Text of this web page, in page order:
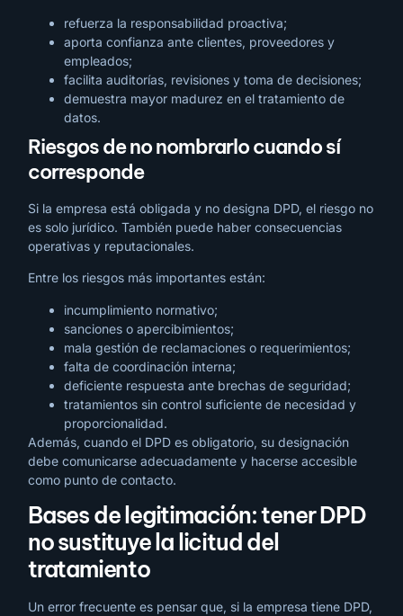
refuerza la responsabilidad proactiva;
aporta confianza ante clientes, proveedores y
empleados;
facilita auditorías, revisiones y toma de decisiones;
demuestra mayor madurez en el tratamiento de
datos.
Riesgos de no nombrarlo cuando sí
corresponde
Si la empresa está obligada y no designa DPD, el riesgo no
es solo jurídico. También puede haber consecuencias
operativas y reputacionales.
Entre los riesgos más importantes están:
incumplimiento normativo;
sanciones o apercibimientos;
mala gestión de reclamaciones o requerimientos;
falta de coordinación interna;
deficiente respuesta ante brechas de seguridad;
tratamientos sin control suficiente de necesidad y
proporcionalidad.
Además, cuando el DPD es obligatorio, su designación
debe comunicarse adecuadamente y hacerse accesible
como punto de contacto.
Bases de legitimación: tener DPD
no sustituye la licitud del
tratamiento
Un error frecuente es pensar que, si la empresa tiene DPD,